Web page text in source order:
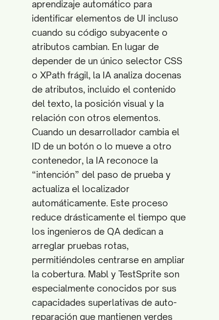
aprendizaje automático para
identificar elementos de UI incluso
cuando su código subyacente o
atributos cambian. En lugar de
depender de un único selector CSS
o XPath frágil, la IA analiza docenas
de atributos, incluido el contenido
del texto, la posición visual y la
relación con otros elementos.
Cuando un desarrollador cambia el
ID de un botón o lo mueve a otro
contenedor, la IA reconoce la
“intención” del paso de prueba y
actualiza el localizador
automáticamente. Este proceso
reduce drásticamente el tiempo que
los ingenieros de QA dedican a
arreglar pruebas rotas,
permitiéndoles centrarse en ampliar
la cobertura. Mabl y TestSprite son
especialmente conocidos por sus
capacidades superlativas de auto-
reparación que mantienen verdes